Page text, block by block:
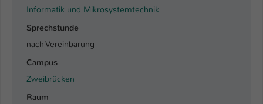
Informatik und Mikrosystemtechnik
Sprechstunde
nach Vereinbarung
Campus
Zweibrücken
Raum
Zweck
Cookie von TYPO3. Es speichert im Fall
wiedererkannt werden und es wird ihm